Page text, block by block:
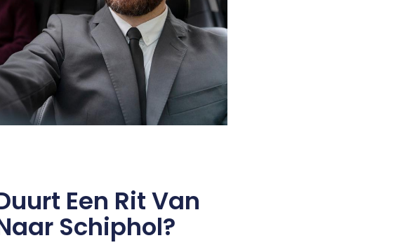
Een Rit Van
Schiphol?